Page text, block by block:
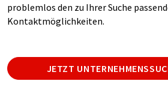
problemlos den zu Ihrer Suche
Kontaktmöglichkeiten.
JETZT